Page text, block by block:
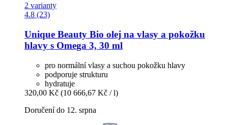
2 varianty
4.8 (23)
Unique Beauty Bio olej na vlasy a pokožku
hlavy s Omega 3, 30 ml
pro normální vlasy a suchou pokožku hlavy
podporuje strukturu
hydratuje
320,00 Kč (10 666,67 Kč / l)
Doručení do 12. srpna